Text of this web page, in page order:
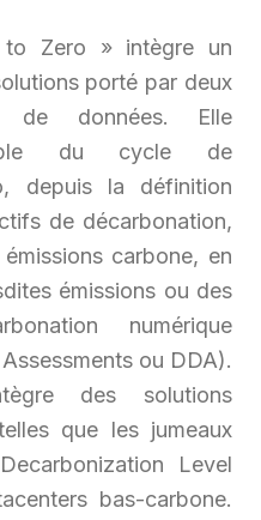
Zero »intègre un
porté par deux
de données. Elle
du cycle de
depuis la définition
de décarbonation,
carbone, en
émissions ou des
numérique
ou DDA).
des solutions
que les jumeaux
Level
bas-carbone.